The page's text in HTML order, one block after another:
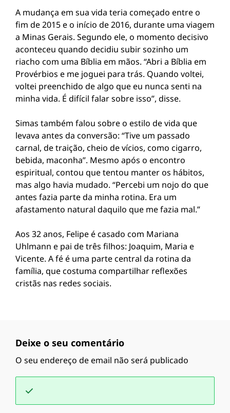
A mudança em sua vida teria começado entre o
fim de 2015 e o início de 2016, durante uma viagem
a Minas Gerais. Segundo ele, o momento decisivo
aconteceu quando decidiu subir sozinho um
riacho com uma Bíblia em mãos. “Abri a Bíblia em
Provérbios e me joguei para trás. Quando voltei,
voltei preenchido de algo que eu nunca senti na
minha vida. É difícil falar sobre isso”, disse.
Simas também falou sobre o estilo de vida que
levava antes da conversão: “Tive um passado
carnal, de traição, cheio de vícios, como cigarro,
bebida, maconha”. Mesmo após o encontro
espiritual, contou que tentou manter os hábitos,
mas algo havia mudado. “Percebi um nojo do que
antes fazia parte da minha rotina. Era um
afastamento natural daquilo que me fazia mal.”
Aos 32 anos, Felipe é casado com Mariana
Uhlmann e pai de três filhos: Joaquim, Maria e
Vicente. A fé é uma parte central da rotina da
família, que costuma compartilhar reflexões
cristãs nas redes sociais.
Deixe o seu comentário
O seu endereço de email não será publicado